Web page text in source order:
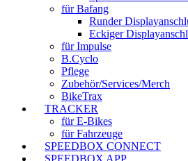
für Bafang
Runder
Eckiger
für Impulse
B.Cyclo
Pflege
Zubehör/Services/Merch
BikeTrax
TRACKER
für E-Bikes
für Fahrzeuge
SPEEDBOX CONNECT
SPEEDBOX APP